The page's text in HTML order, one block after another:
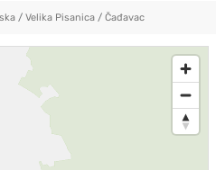
/ Velika Pisanica/ Čađavac